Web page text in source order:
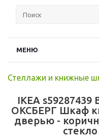
МЕНЮ
Стеллажи и книжные
IKEA
ОКСБЕРГ Шкаф
дверью -